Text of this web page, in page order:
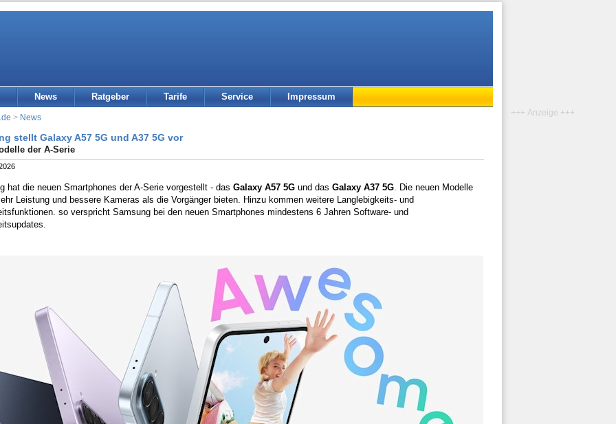
News Ratgeber Tarife Service Impressum
> News
stellt Galaxy A57 5G und A37 5G vor
der A-Serie
hat die neuen Smartphones der A-Serie vorgestellt - das Galaxy A57 5G und das Galaxy A37 5G. Die neuen Modelle
Leistung und bessere Kameras als die Vorgänger bieten. Hinzu kommen weitere Langlebigkeits- und
so verspricht Samsung bei den neuen Smartphones mindestens 6 Jahren Software- und
+++ Anzeige +++